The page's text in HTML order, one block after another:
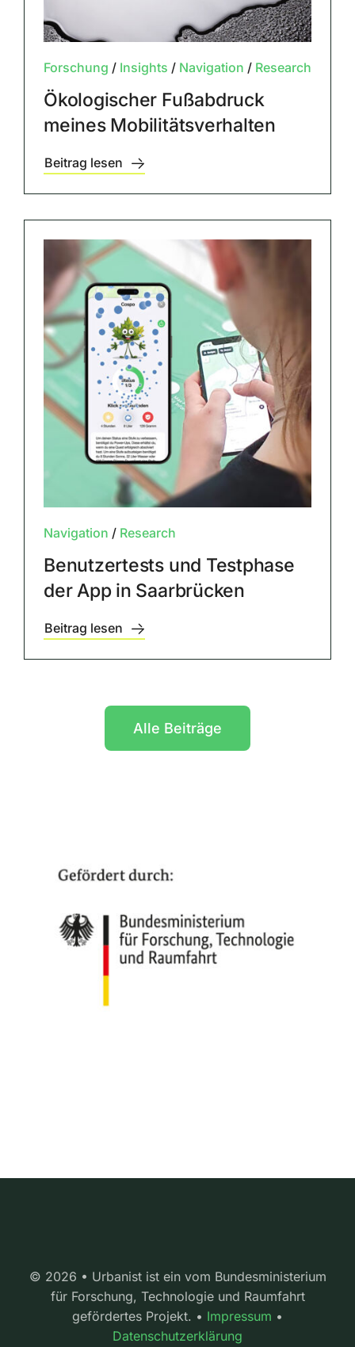
Forschung / Insights / Navigation / Research
Ökologischer Fußabdruck
meines Mobilitätsverhalten
Beitrag lesen
Navigation / Research
Benutzertests und Testphase
der App in Saarbrücken
Beitrag lesen
Alle Beiträge
© 2026 • Urbanist ist ein vom Bundesministerium
für Forschung, Technologie und Raumfahrt
gefördertes Projekt. • Impressum •
Datenschutzerklärung